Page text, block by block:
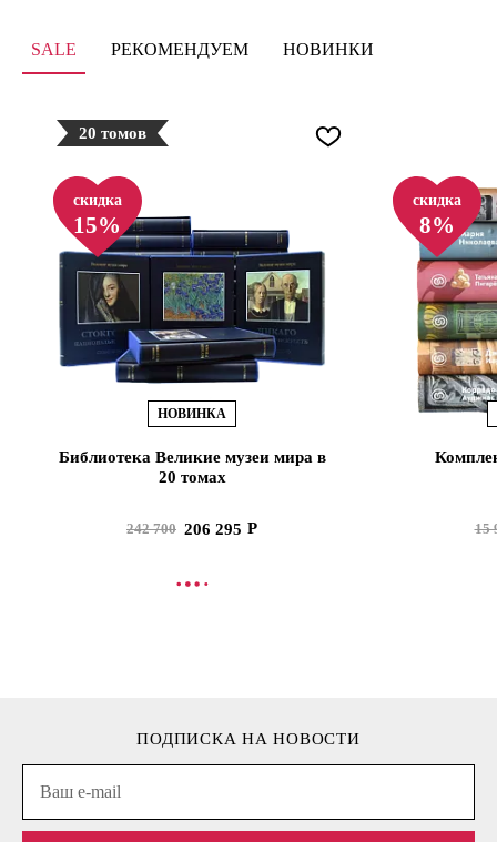
SALE РЕКОМЕНДУЕМ НОВИНКИ
20 томов
скидка
15%
НОВИНКА
Библиотека Великие музеи мира в
20 томах
242 700 206 295
В КОРЗИНУ
скидка
8%
15
ПОДПИСКА НА НОВОСТИ